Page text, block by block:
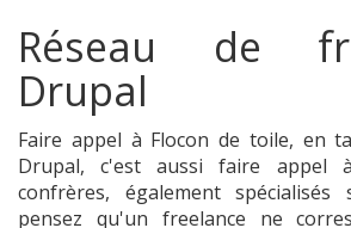
Réseau de
Drupal
Faire appel à Flocon de toile, en
Drupal, c'est aussi faire appel
confrères, également
pensez qu'un freelance ne